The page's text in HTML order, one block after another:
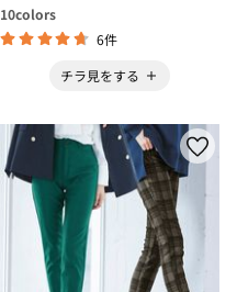
10colors
6件
チラ見をする